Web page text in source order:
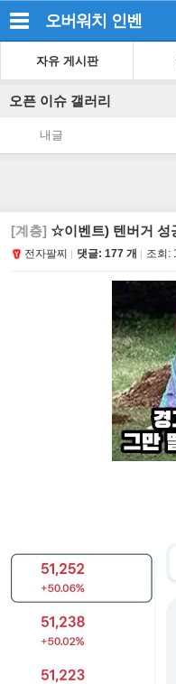
오버워치 인벤
자유 게시판
오픈 이슈 갤러리
내글
[계층] ☆이벤트) 텐버거 성
전자팔찌 댓글: 177 개 조회: